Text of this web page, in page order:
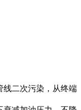
线二次污染，从终端